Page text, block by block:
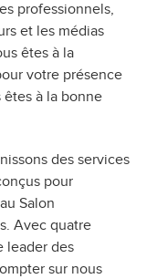
professionnels,
et les médias
êtes à la
votre présence
à la bonne
des services
pour
Salon
Avec quatre
leader des
sur nous